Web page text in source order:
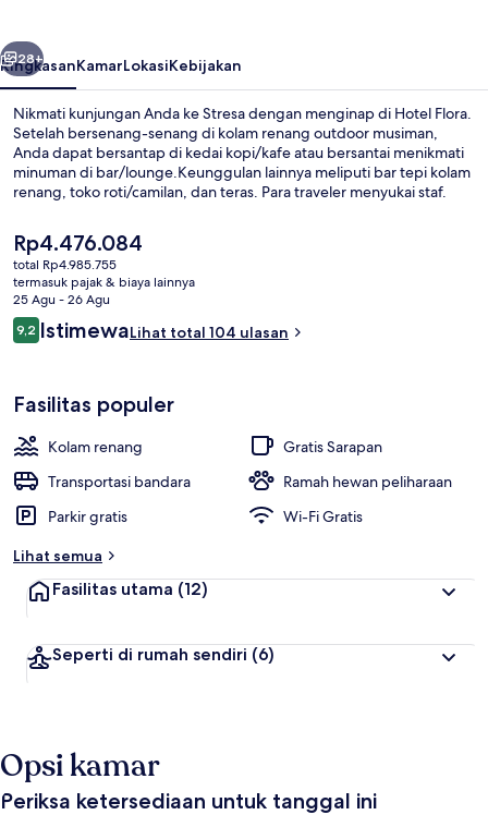
Berikutnya
28+
RingkasanKamarLokasiKebijakan
Nikmati kunjungan Anda ke Stresa dengan menginap di Hotel Flora.
Setelah bersenang-senang di kolam renang outdoor musiman,
Anda dapat bersantap di kedai kopi/kafe atau bersantai menikmati
minuman di bar/lounge.Keunggulan lainnya meliputi bar tepi kolam
renang, toko roti/camilan, dan teras. Para traveler menyukai staf.
Harga
saat
ini
Rp4.476.084
Rp4.476.084
total Rp4.985.755
termasuk pajak & biaya lainnya
25 Agu - 26 Agu
Ulasan
9,29,2 dari 10
IstimewaLihat total 104 ulasan
Fasilitas populer
Kolam renang
Gratis Sarapan
Transportasi bandara
Ramah hewan peliharaan
Parkir gratis
Wi-Fi Gratis
Lihat semua
Fasilitas utama (12)
Seperti di rumah sendiri (6)
Opsi kamar
Periksa ketersediaan untuk tanggal ini